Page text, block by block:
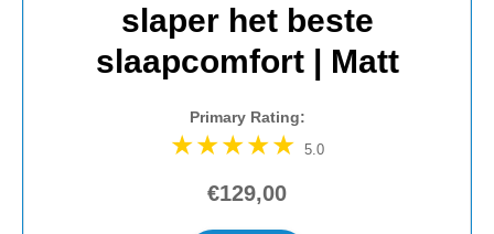
slaper het beste
slaapcomfort | Matt
Primary Rating:
5.0
€129,00